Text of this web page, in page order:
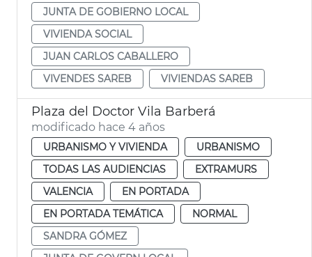
JUNTA DE GOBIERNO LOCAL
VIVIENDA SOCIAL
JUAN CARLOS CABALLERO
VIVENDES SAREB
VIVIENDAS SAREB
Plaza del Doctor Vila Barberá
modificado hace 4 años
URBANISMO Y VIVIENDA
URBANISMO
TODAS LAS AUDIENCIAS
EXTRAMURS
VALENCIA
EN PORTADA
EN PORTADA TEMÁTICA
NORMAL
SANDRA GÓMEZ